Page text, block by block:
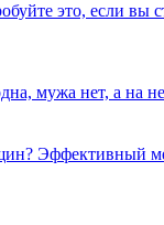
это, если вы
мужа нет, а на
Эффективный